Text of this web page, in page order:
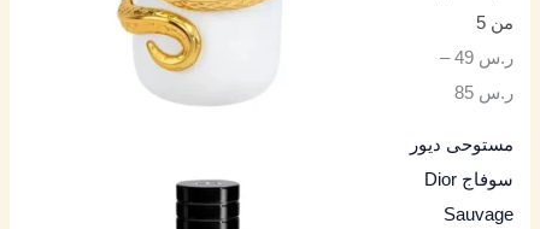
من 5
ر.س 49
–
ر.س 85
مستوحى ديور
سوفاج Dior
Sauvage